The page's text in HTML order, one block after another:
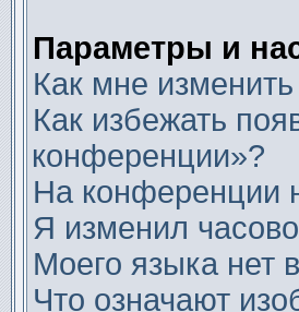
Параметры и
Как мне
Как избежать
конференции»?
На конференции
Я изменил
Моего языка нет
Что означают